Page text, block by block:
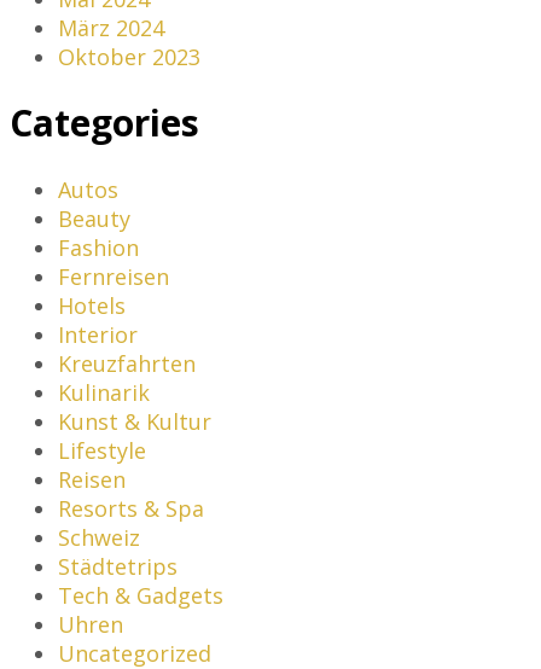
März 2024
Oktober 2023
Categories
Autos
Beauty
Fashion
Fernreisen
Hotels
Interior
Kreuzfahrten
Kulinarik
Kunst & Kultur
Lifestyle
Reisen
Resorts & Spa
Schweiz
Städtetrips
Tech & Gadgets
Uhren
Uncategorized